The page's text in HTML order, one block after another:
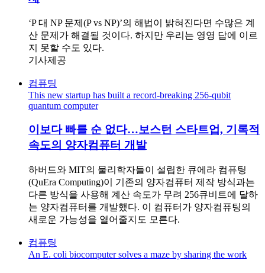
‘P 대 NP 문제(P vs NP)’의 해법이 밝혀진다면 수많은 계
산 문제가 해결될 것이다. 하지만 우리는 영영 답에 이르
지 못할 수도 있다.
기사제공
컴퓨팅
This new startup has built a record-breaking 256-qubit
quantum computer
이보다 빠를 순 없다…보스턴 스타트업, 기록적
속도의 양자컴퓨터 개발
하버드와 MIT의 물리학자들이 설립한 큐에라 컴퓨팅
(QuEra Computing)이 기존의 양자컴퓨터 제작 방식과는
다른 방식을 사용해 계산 속도가 무려 256큐비트에 달하
는 양자컴퓨터를 개발했다. 이 컴퓨터가 양자컴퓨팅의
새로운 가능성을 열어줄지도 모른다.
컴퓨팅
An E. coli biocomputer solves a maze by sharing the work